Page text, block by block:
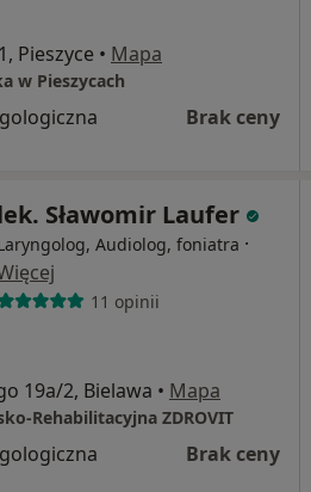
Pieszyce • Mapa
w Pieszycach
Brak ceny
Sławomir Laufer
Audiolog, foniatra ·
11 opinii
19a/2, Bielawa • Mapa
Rehabilitacyjna ZDROVIT
Brak ceny